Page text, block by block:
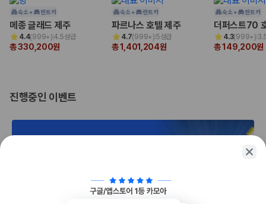
제주렌트카 가격비교 자주 묻는 질문
Q. 제주렌트카 가격비교는 카모아에서 어떻게 하나요?
A. 대여일, 반납일, 인수 지역을 선택하면 제주도 렌트카 업체별 가격, 차종,
Q. 제주 렌트카 가격비교 시 보험도 함께 비교할 수 있나요?
제주렌트카 가격비교 주요 링크
국내 렌트카 가격비교
해외 렌트카 가격비교
숙소 + 렌트카
메종 글래드 제주
4.4(999+)4.5성급
총 330,200원
숙소 + 렌트카
파르나스 호텔 제주
4.7(999+)5성급
총 1,401,204원
숙소 + 렌트카
더퍼스트70
4.3(999+)
총 149,200원
진행중인 이벤트